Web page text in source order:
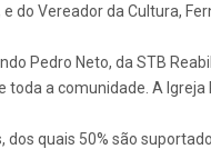
do Vereador da Cultura,
Pedro Neto, da STB
a comunidade. A
quais 50% são